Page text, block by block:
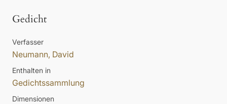
Gedicht
Verfasser
Neumann, David
Enthalten in
Gedichtssammlung
Dimensionen